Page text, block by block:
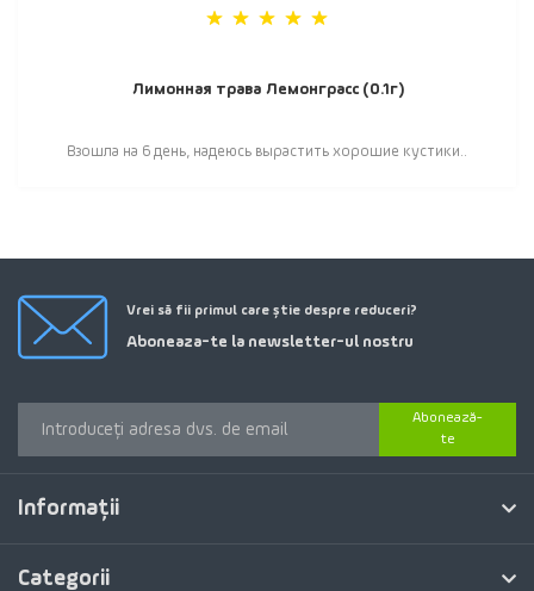
Лимонная трава Лемонграсс (0.1г)
Взошла на 6 день, надеюсь вырастить хорошие кустики..
Vrei să fii primul care știe despre reduceri?
Aboneaza-te la newsletter-ul nostru
Abonează-
te
Informaţii
Categorii